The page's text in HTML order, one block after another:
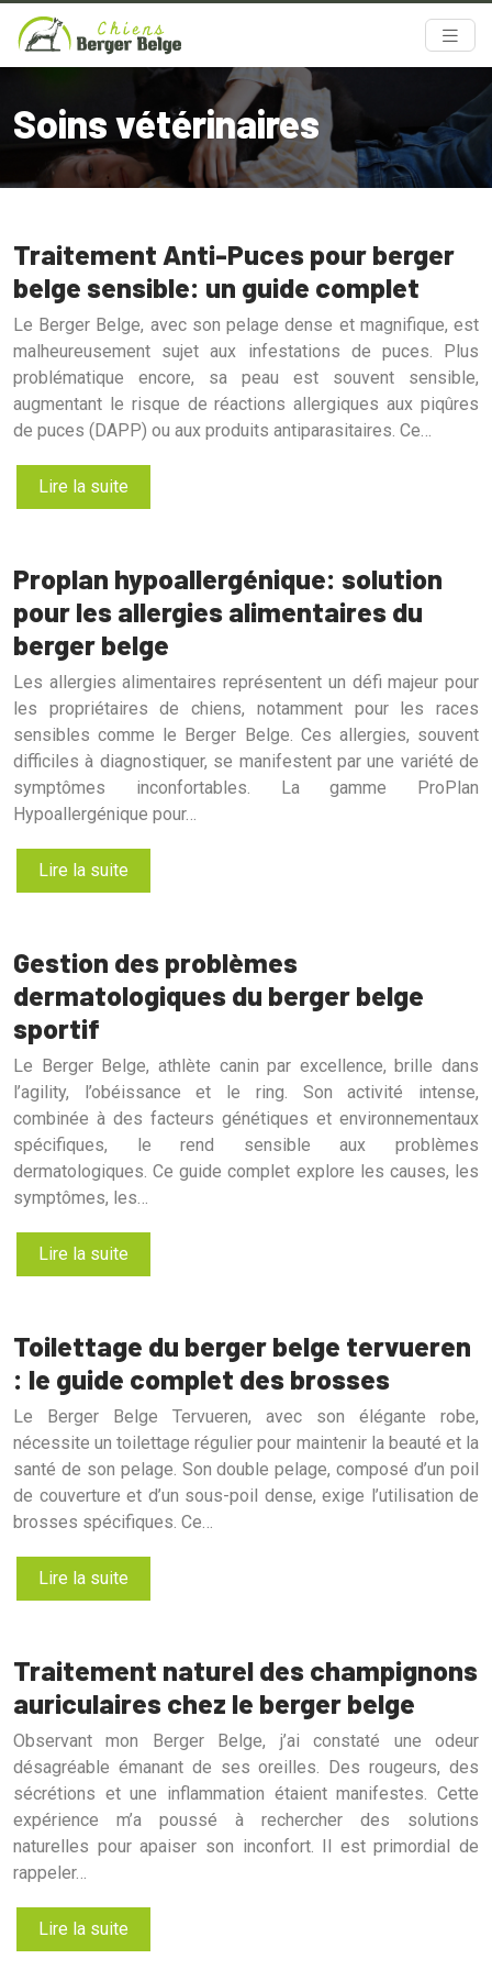
Soins vétérinaires
Traitement Anti-Puces pour berger
belge sensible: un guide complet
Le Berger Belge, avec son pelage dense et magnifique, est
malheureusement sujet aux infestations de puces. Plus
problématique encore, sa peau est souvent sensible,
augmentant le risque de réactions allergiques aux piqûres
de puces (DAPP) ou aux produits antiparasitaires. Ce…
Lire la suite
Proplan hypoallergénique: solution
pour les allergies alimentaires du
berger belge
Les allergies alimentaires représentent un défi majeur pour
les propriétaires de chiens, notamment pour les races
sensibles comme le Berger Belge. Ces allergies, souvent
difficiles à diagnostiquer, se manifestent par une variété de
symptômes inconfortables. La gamme ProPlan
Hypoallergénique pour…
Lire la suite
Gestion des problèmes
dermatologiques du berger belge
sportif
Le Berger Belge, athlète canin par excellence, brille dans
l’agility, l’obéissance et le ring. Son activité intense,
combinée à des facteurs génétiques et environnementaux
spécifiques, le rend sensible aux problèmes
dermatologiques. Ce guide complet explore les causes, les
symptômes, les…
Lire la suite
Toilettage du berger belge tervueren
: le guide complet des brosses
Le Berger Belge Tervueren, avec son élégante robe,
nécessite un toilettage régulier pour maintenir la beauté et la
santé de son pelage. Son double pelage, composé d’un poil
de couverture et d’un sous-poil dense, exige l’utilisation de
brosses spécifiques. Ce…
Lire la suite
Traitement naturel des champignons
auriculaires chez le berger belge
Observant mon Berger Belge, j’ai constaté une odeur
désagréable émanant de ses oreilles. Des rougeurs, des
sécrétions et une inflammation étaient manifestes. Cette
expérience m’a poussé à rechercher des solutions
naturelles pour apaiser son inconfort. Il est primordial de
rappeler…
Lire la suite